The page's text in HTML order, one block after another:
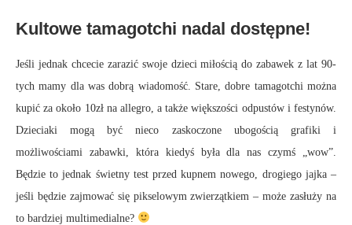
Kultowe tamagotchi nadal dostępne!
Jeśli jednak chcecie zarazić swoje dzieci miłością do zabawek z lat 90-
tych mamy dla was dobrą wiadomość. Stare, dobre tamagotchi można
kupić za około 10zł na allegro, a także większości odpustów i festynów.
Dzieciaki mogą być nieco zaskoczone ubogością grafiki i
możliwościami zabawki, która kiedyś była dla nas czymś „wow”.
Będzie to jednak świetny test przed kupnem nowego, drogiego jajka –
jeśli będzie zajmować się pikselowym zwierzątkiem – może zasłuży na
to bardziej multimedialne?